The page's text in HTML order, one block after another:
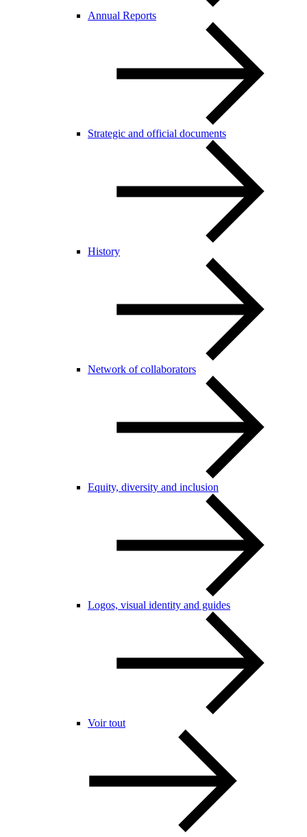
Annual Reports
Strategic and official documents
History
Network of collaborators
Equity, diversity and inclusion
Logos, visual identity and guides
Voir tout